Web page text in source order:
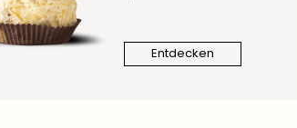
Entdecken